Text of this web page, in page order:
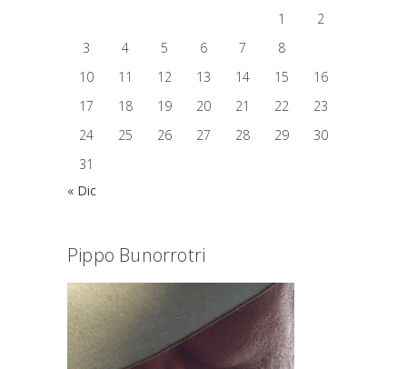
1
2
3
4 5 6 7 8
10
11 12 13 14 15
16
17
18 19 20 21 22
23
24
25 26 27 28 29
30
31
« Dic
Pippo Bunorrotri